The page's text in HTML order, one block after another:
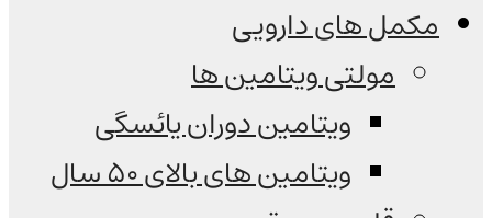
مکمل های دارویی
مولتی ویتامین ها
ویتامین دوران یائسگی
ویتامین های بالای 50 سال